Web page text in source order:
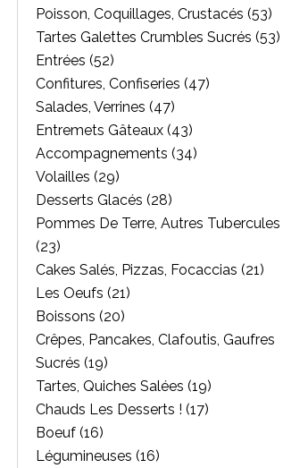
Poisson, Coquillages, Crustacés (53)
Tartes Galettes Crumbles Sucrés (53)
Entrées (52)
Confitures, Confiseries (47)
Salades, Verrines (47)
Entremets Gâteaux (43)
Accompagnements (34)
Volailles (29)
Desserts Glacés (28)
Pommes De Terre, Autres Tubercules
(23)
Cakes Salés, Pizzas, Focaccias (21)
Les Oeufs (21)
Boissons (20)
Crêpes, Pancakes, Clafoutis, Gaufres
Sucrés (19)
Tartes, Quiches Salées (19)
Chauds Les Desserts ! (17)
Boeuf (16)
Légumineuses (16)